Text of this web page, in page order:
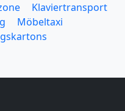
Klaviertransport
Möbeltaxi